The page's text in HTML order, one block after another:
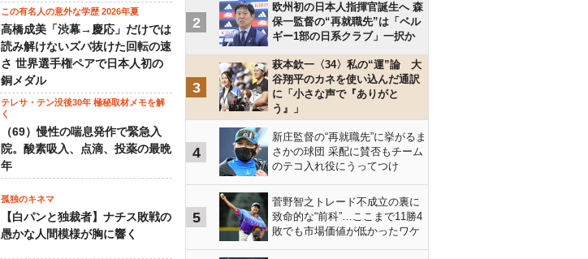
この有名人の意外な学歴 2026年夏
高橋成美「渋幕→慶応」だけでは
読み解けないズバ抜けた回転の速
さ 世界選手権ペアで日本人初の
銅メダル
テレサ・テン没後30年 極秘取材メモを解
く
（69）慢性の喘息発作で緊急入
院。酸素吸入、点滴、投薬の最晩
年
孤独のキネマ
【白パンと独裁者】ナチス敗戦の
愚かな人間模様が胸に響く
2
欧州初の日本人指揮官誕生へ 森
保一監督の“再就職先”は「ベル
ギー1部の日系クラブ」一択か
3
萩本欽一〈34〉私の“運”論 大
谷翔平のカネを使い込んだ通訳
に「小さな声で『ありがと
う』」
4
新庄監督の“再就職先”に挙がるま
さかの球団 采配に賛否もチーム
のテコ入れ役にうってつけ
5
菅野智之トレード不成立の裏に
致命的な“前科”…ここまで11勝4
敗でも市場価値が低かったワケ